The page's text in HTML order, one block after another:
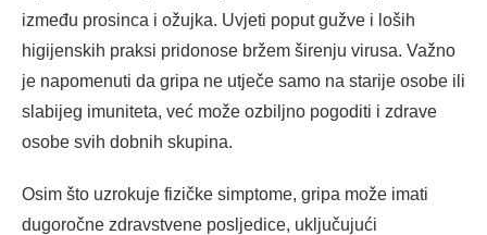
između prosinca i ožujka. Uvjeti poput gužve i loših
higijenskih praksi pridonose bržem širenju virusa. Važno
je napomenuti da gripa ne utječe samo na starije osobe ili
slabijeg imuniteta, već može ozbiljno pogoditi i zdrave
osobe svih dobnih skupina.
Osim što uzrokuje fizičke simptome, gripa može imati
dugoročne zdravstvene posljedice, uključujući